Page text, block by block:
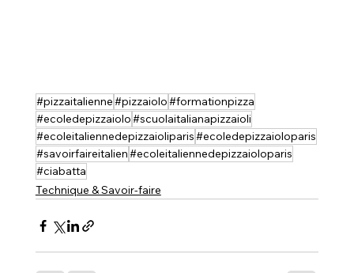
#pizzaitalienne#pizzaiolo#formationpizza
#ecoledepizzaiolo#scuolaitalianapizzaioli
#ecoleitaliennedepizzaioliparis#ecoledepizzaioloparis
#savoirfaireitalien#ecoleitaliennedepizzaioloparis
#ciabatta
Technique & Savoir-faire